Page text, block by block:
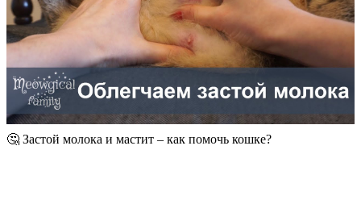
🤔 Застой молока и мастит – как помочь кошке?